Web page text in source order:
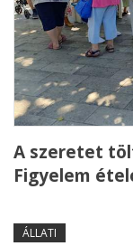
A szeretet
Figyelem
ÁLLATI